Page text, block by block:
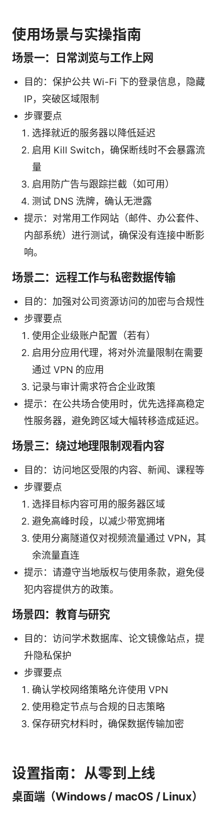
使用场景与实操指南
场景一：日常浏览与工作上网
目的：保护公共 Wi-Fi 下的登录信息，隐藏
IP，突破区域限制
步骤要点
选择就近的服务器以降低延迟
启用 Kill Switch，确保断线时不会暴露流
量
启用防广告与跟踪拦截（如可用）
测试 DNS 洗牌，确认无泄露
提示：对常用工作网站（邮件、办公套件、
内部系统）进行测试，确保没有连接中断影
响。
场景二：远程工作与私密数据传输
目的：加强对公司资源访问的加密与合规性
步骤要点
使用企业级账户配置（若有）
启用分应用代理，将对外流量限制在需要
通过 VPN 的应用
记录与审计需求符合企业政策
提示：在公共场合使用时，优先选择高稳定
性服务器，避免跨区域大幅转移造成延迟。
场景三：绕过地理限制观看内容
目的：访问地区受限的内容、新闻、课程等
步骤要点
选择目标内容可用的服务器区域
避免高峰时段，以减少带宽拥堵
使用分离隧道仅对视频流量通过 VPN，其
余流量直连
提示：请遵守当地版权与使用条款，避免侵
犯内容提供方的政策。
场景四：教育与研究
目的：访问学术数据库、论文镜像站点，提
升隐私保护
步骤要点
确认学校网络策略允许使用 VPN
使用稳定节点与合规的日志策略
保存研究材料时，确保数据传输加密
设置指南：从零到上线
桌面端（Windows / macOS / Linux）